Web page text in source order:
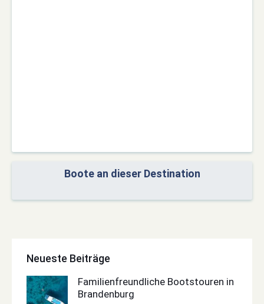
Boote an dieser Destination
Neueste Beiträge
Familienfreundliche Bootstouren in
Brandenburg